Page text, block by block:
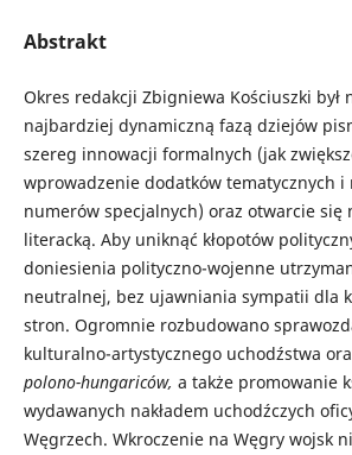
Abstrakt
Okres redakcji Zbigniewa Kościuszki był
najbardziej dynamiczną fazą dziejów
szereg innowacji formalnych (jak
wprowadzenie dodatków tematycznych i
numerów specjalnych) oraz otwarcie się
literacką. Aby uniknąć kłopotów
doniesienia polityczno-wojenne
neutralnej, bez ujawniania sympatii dla
stron. Ogromnie rozbudowano
kulturalno-artystycznego uchodźstwa
polono-hungariców, a także promowanie
wydawanych nakładem uchodźczych
Węgrzech. Wkroczenie na Węgry wojsk